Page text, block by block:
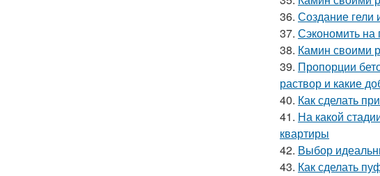
36. Создание гели
37. Сэкономить на
38. Камин своими
39. Пропорции
раствор и какие
40. Как сделать
41. На какой
квартиры
42. Выбор
43. Как сделать